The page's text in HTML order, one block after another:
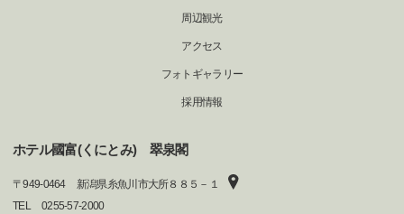
周辺観光
アクセス
フォトギャラリー
採用情報
ホテル國富(くにとみ) 翠泉閣
〒949-0464
新潟県糸魚川市大所８８５－１
TEL
0255-57-2000